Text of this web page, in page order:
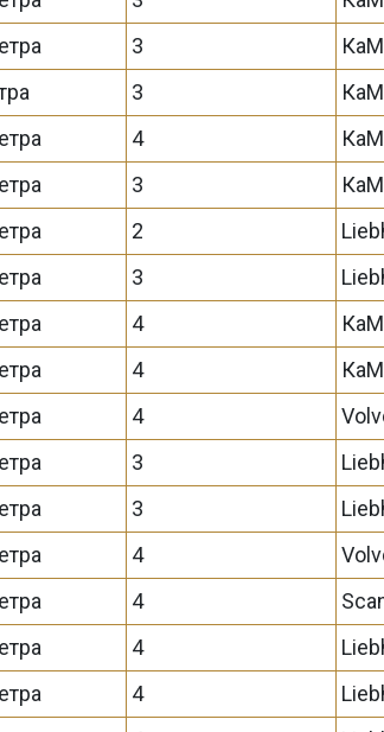
3
3
4
3
2
3
4
4
4
3
3
4
4
4
4